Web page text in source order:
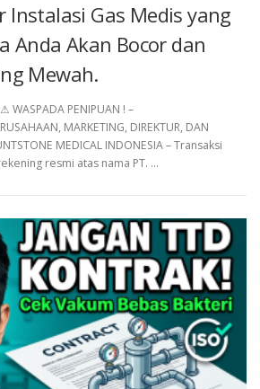
Instalasi Gas Medis yang
Anda Akan Bocor dan
Mewah.
WASPADA PENIPUAN ! –
MARKETING, DIREKTUR, DAN
MEDICAL INDONESIA – Transaksi
resmi atas nama PT. …